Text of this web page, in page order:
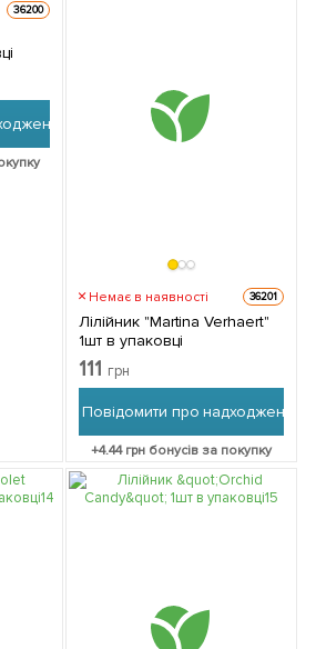
36200
Немає в наявності 36201
Лілійник "Martina Verhaert"
1шт в упаковці
111 грн
Повідомити про надходження
+4.44грн бонусів за покупку